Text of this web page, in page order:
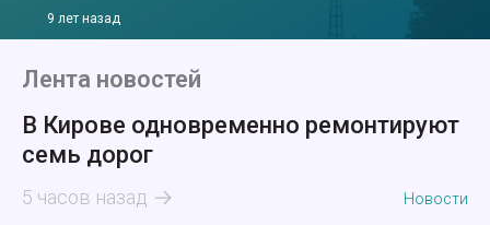
9 лет назад
Лента новостей
В Кирове одновременно ремонтируют
семь дорог
5 часов назад Новости